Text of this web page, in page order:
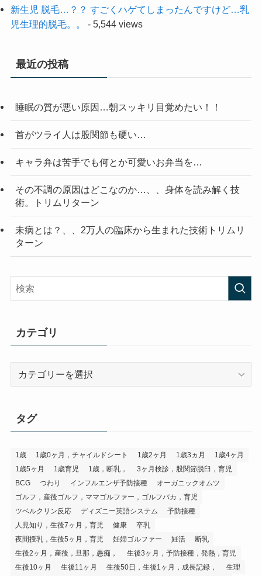
新生児 脱毛…？？ すごくハゲてしまったんですけど…乳
児生理的脱毛。。
- 5,544 views
最近の投稿
睡眠の質が悪い原因…朝スッキリ目覚めたい！！
首がツライ人は股関節も硬い…
キャラ弁は苦手でも何とか可愛いお弁当を…
その不調の原因はどこなのか…、、身体を読み解く技
術。トリムリターン
未病とは？、、2万人の臨床から生まれた技術トリムリ
ターン
カテゴリ
タグ
1歳 1歳0ヶ月，チャイルドシート 1歳2ヶ月 1歳3ヵ月
1歳4ヶ月
1歳5ヶ月
1歳育児 1歳，断乳，
3ヶ月検診，股関節脱臼，育児
BCG
つわり インフルエンザ予防接種
オーガニックオムツ
ゴルフ，産後ゴルフ，ママゴルファー，ゴルフバカ，育児
ツベルクリン反応
ディズニー英語システム
予防接種
人見知り，生後7ヶ月，育児
健康
卒乳
夜間授乳，生後5ヶ月，育児
妊婦ゴルファー 妊活
断乳
生後2ヶ月，産後，旦那，愚痴，
生後3ヶ月，予防接種，発熱，育児
生後10ヶ月
生後11ヶ月 生後50日，生後1ヶ月，成長記録， 生理